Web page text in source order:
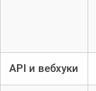
API и вебхуки